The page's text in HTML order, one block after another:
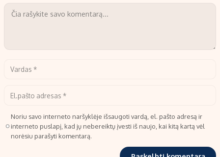
Noriu savo interneto naršyklėje išsaugoti vardą, el. pašto adresą ir
interneto puslapį, kad jų nebereiktų įvesti iš naujo, kai kitą kartą vėl
norėsiu parašyti komentarą.